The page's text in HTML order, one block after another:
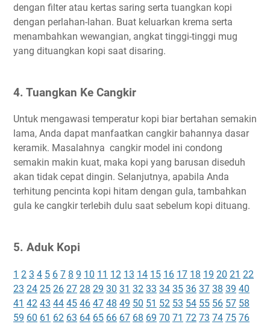
dengan filter atau kertas saring serta tuangkan kopi
dengan perlahan-lahan. Buat keluarkan krema serta
menambahkan wewangian, angkat tinggi-tinggi mug
yang dituangkan kopi saat disaring.
4. Tuangkan Ke Cangkir
Untuk mengawasi temperatur kopi biar bertahan semakin
lama, Anda dapat manfaatkan cangkir bahannya dasar
keramik. Masalahnya cangkir model ini condong
semakin makin kuat, maka kopi yang barusan diseduh
akan tidak cepat dingin. Selanjutnya, apabila Anda
terhitung pencinta kopi hitam dengan gula, tambahkan
gula ke cangkir terlebih dulu saat sebelum kopi dituang.
5. Aduk Kopi
1 2 3 4 5 6 7 8 9 10 11 12 13 14 15 16 17 18 19 20 21 22
23 24 25 26 27 28 29 30 31 32 33 34 35 36 37 38 39 40
41 42 43 44 45 46 47 48 49 50 51 52 53 54 55 56 57 58
59 60 61 62 63 64 65 66 67 68 69 70 71 72 73 74 75 76